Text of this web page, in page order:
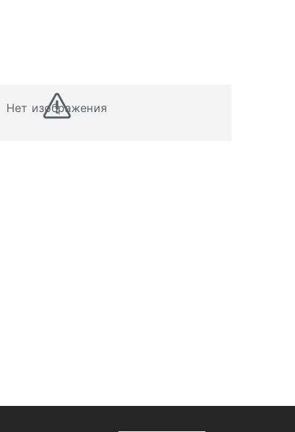
Нет изображения